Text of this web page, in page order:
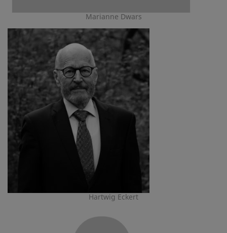
Marianne Dwars
Hartwig Eckert